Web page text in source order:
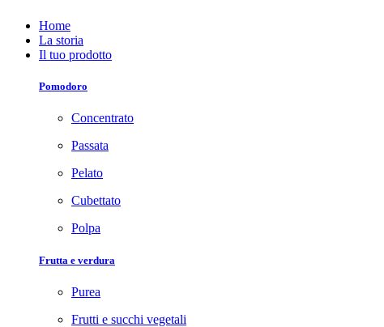
Home
La storia
Il tuo prodotto
Pomodoro
Concentrato
Passata
Pelato
Cubettato
Polpa
Frutta e verdura
Purea
Frutti e succhi vegetali